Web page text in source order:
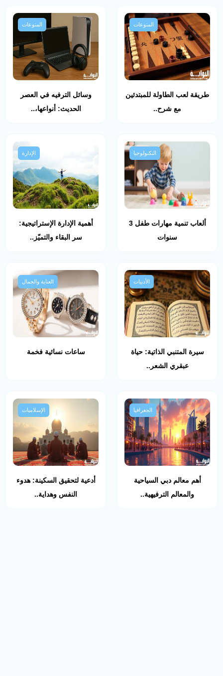
المنوعات
طريقة لعب الطاولة للمبتدئين
مع شرح..
المنوعات
وسائل الترفيه في العصر
الحديث: أنواعها،..
التكنولوجيا
ألعاب تنمية مهارات طفل 3
سنوات
الإدارة
أهمية الإدارة الإستراتيجية:
سر البقاء والتميّز..
الأدبيات
سيرة المتنبي الذاتية: حياة
عبقري الشعر..
العناية والجمال
ساعات نسائية فخمة
الجغرافيا
أهم معالم دبي السياحية
والمعالم الترفيهية..
الإسلاميات
أدعية لتحقيق السكينة: هدوء
النفس وهداية..